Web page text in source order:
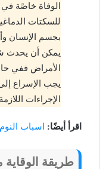
الوفاة خاصًة
للسكتات
بجسم الإنسان
يمكن أن يحدث
الأمراض ففي
يجب الإسراع
الإجراءات
اقرأ أيضًا: اسباب
طريقة الوقاية